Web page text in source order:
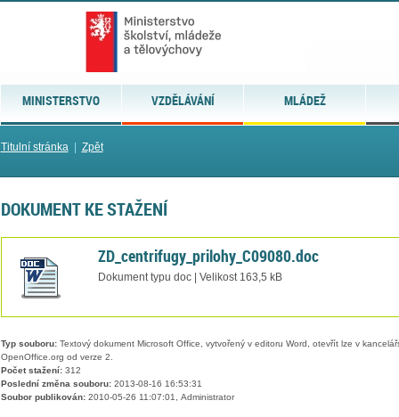
MINISTERSTVO VZDĚLÁVÁNÍ MLÁDEŽ
Titulní stránka| Zpět
DOKUMENT KE STAŽENÍ
ZD_centrifugy_prilohy_C09080.doc
Dokument typu doc | Velikost 163,5 kB
Typ souboru:Textový dokument Microsoft Office, vytvořený v editoru Word, otevřít lze v
OpenOffice.org od verze 2.
Počet stažení:312
Poslední změna souboru:2013-08-16 16:53:31
Soubor publikován:2010-05-26 11:07:01, Administrator